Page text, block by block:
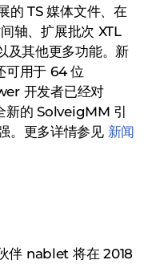
的 TS 媒体文件、在
轴、扩展批次 XTL
及其他更多功能。新
可用于 64 位
开发者已经对
的 SolveigMM 引
。更多详情参见 新闻
伴 nablet 将在 2018